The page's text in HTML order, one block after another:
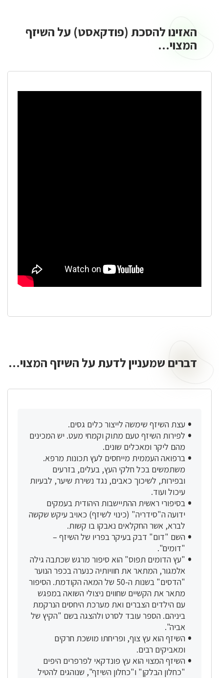
האזינו
להסכת
(פודקאסט)
השיזף
האזינו להסכת (פודקאסט) על השיזף
המצוי...
דבריםדברים שמעניין לדעת על השיזף המצוי...
עצת השיזף שימשה לייצור כלים גסים.
לפירות השיזף טעם מתוק וקמחי מעט. יש המכינים
מהם ליקר ומאכלים שונים.
ברפואה העממית מייחסים לעץ תכונות מרפא.
משתמשים בכל חלקי העץ, בעלים, בזרעים
ובפירות, לשיכוך כאבים, נגד נשירת שיער, לבעיות
עיכול ועוד.
בסיפורי ראשית ההתיישבות היהודית בעמקים
ידועה ה"סידריה" (כינוי לשיזף) כאויב עיקש שקשה
לברא, אשר החקלאים נאבקו בו קשות.
השם "דום" דבק בעיקר בפריו של השיזף –
"דומים".
"עץ הדומים תפוס" הוא סיפור מרגש שכתבה גילה
אלמגור, המתאר את חוויותיה כנערה בכפר הנוער
"הדסים" בשנות ה-50 של המאה הקודמת. הסיפור
מתאר את הקשיים שחווים ניצולי השואה במפגש
עם הילדים הצברים ואת מערכת היחסים הנרקמת
ביניהם. הספר עובד לסרט ולהצגה בשם "הקיץ של
אביה".
השיזף הוא עץ צוף, ופריחתו מושכת חרקים
ומאביקים רבים.
השיזף המצוי הוא עץ פונדקאי לפרפרים היפים
"כחלון הבלקן" ו"כחלון השיזף", שנוהגים להטיל